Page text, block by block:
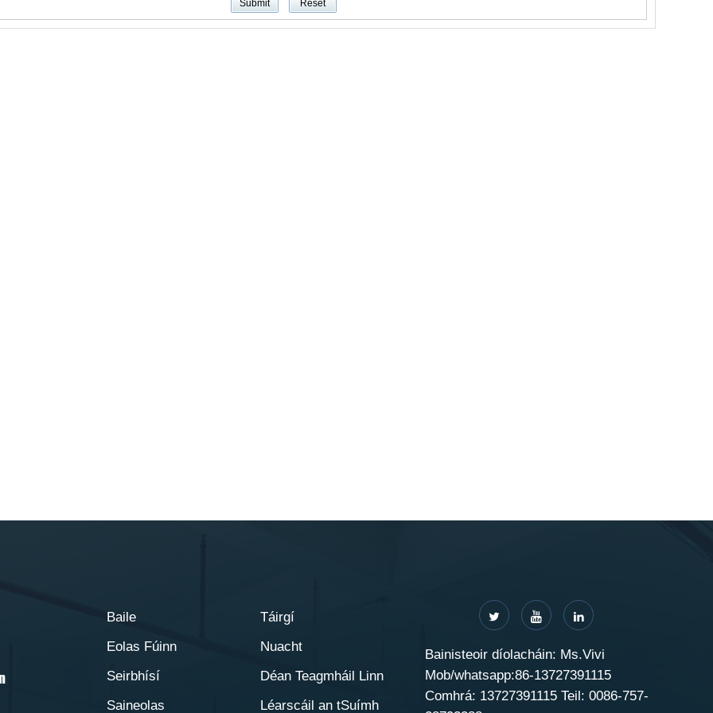
Baile
Eolas Fúinn
Seirbhísí
Saineolas
Táirgí
Nuacht
Déan Teagmháil Linn
Léarscáil an tSuímh
Bainisteoir díolacháin: Ms.Vivi
Mob/whatsapp:86-13727391115
Comhrá: 13727391115 Teil: 0086-757-